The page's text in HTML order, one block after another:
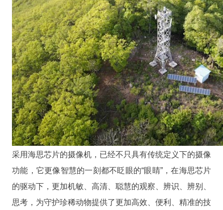
采用海思芯片的摄像机，已经不只具有传统定义下的摄像
功能，它更像智慧的一刻都不眨眼的“眼睛”，在海思芯片
的驱动下，更加机敏、高清、聪慧的观察、辨识、辨别、
思考，为守护珍稀动物提供了更加高效、便利、精准的技